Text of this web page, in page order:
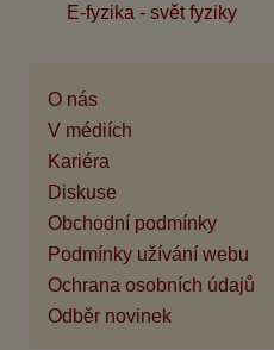
E-fyzika - svět fyziky
O nás
V médiích
Kariéra
Diskuse
Obchodní podmínky
Podmínky užívání webu
Ochrana osobních údajů
Odběr novinek